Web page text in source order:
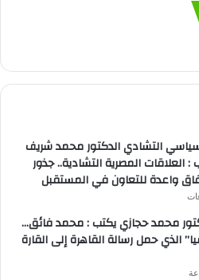
التشادي الدكتور محمد شريف
العلاقات المصرية التشادية.. جذور
واعدة للتعاون في المستقبل
محمد حجازي يكتب : محمد فائق…
الذي حمل رسالة القاهرة إلى القارة